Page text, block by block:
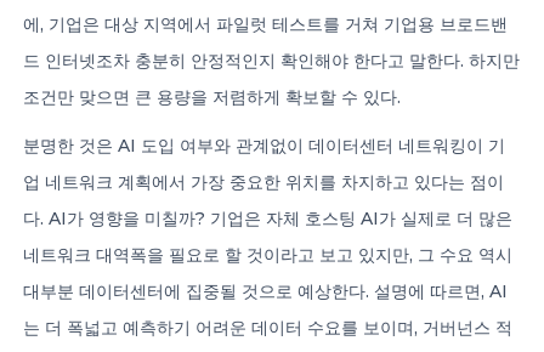
에, 기업은 대상 지역에서 파일럿 테스트를 거쳐 기업용 브로드밴
드 인터넷조차 충분히 안정적인지 확인해야 한다고 말한다. 하지만
조건만 맞으면 큰 용량을 저렴하게 확보할 수 있다.
분명한 것은 AI 도입 여부와 관계없이 데이터센터 네트워킹이 기
업 네트워크 계획에서 가장 중요한 위치를 차지하고 있다는 점이
다. AI가 영향을 미칠까? 기업은 자체 호스팅 AI가 실제로 더 많은
네트워크 대역폭을 필요로 할 것이라고 보고 있지만, 그 수요 역시
대부분 데이터센터에 집중될 것으로 예상한다. 설명에 따르면, AI
는 더 폭넓고 예측하기 어려운 데이터 수요를 보이며, 거버넌스 적